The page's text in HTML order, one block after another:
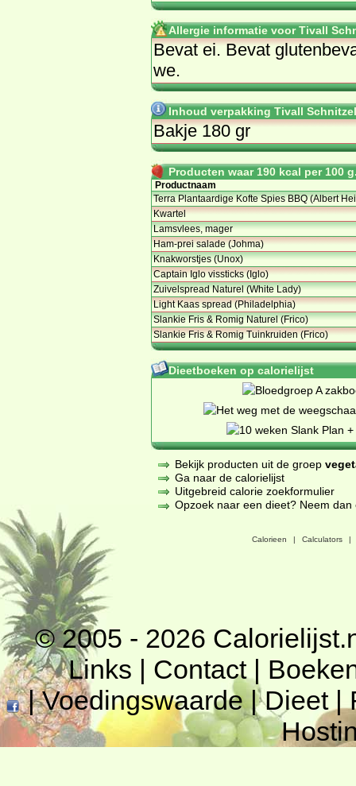
Allergie informatie voor Tivall
Be­vat ei. Be­vat
we.
Inhoud verpakking Tivall
Bakje 180 gr
Producten waar 190 kcal per 100
Productnaam
Terra Plantaardige Kofte Spies BBQ (Albert Hei
Kwartel
Lamsvlees, mager
Ham-prei salade (Johma)
Knakworstjes (Unox)
Captain Iglo vissticks (Iglo)
Zuivelspread Naturel (White Lady)
Light Kaas spread (Philadelphia)
Slankie Fris & Romig Naturel (Frico)
Slankie Fris & Romig Tuinkruiden (Frico)
Dieetboeken op calorielijst
Bekijk producten uit de groep
Ga naar de calorielijst
Uitgebreid calorie zoekformulier
Opzoek naar een dieet? Neem
Calorieen | Calculators |
© 2005 - 2026
Links | Contact|
|Voedingswaarde|Dieet|